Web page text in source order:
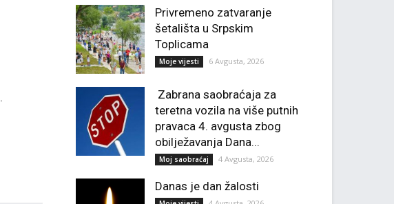
Privremeno zatvaranje
šetališta u Srpskim
Toplicama
Moje vijesti 6 Avgusta, 2026
Zabrana saobraćaja za
teretna vozila na više putnih
pravaca 4. avgusta zbog
obilježavanja Dana...
Moj saobraćaj 4 Avgusta, 2026
Danas je dan žalosti